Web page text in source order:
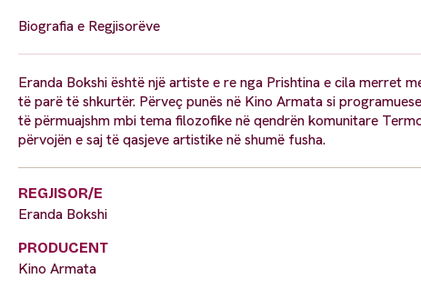
Biografia e Regjisorëve
Eranda Bokshi është një artiste e re nga Prishtina e cila merret
të parë të shkurtër. Përveç punës në Kino Armata si
të përmuajshm mbi tema filozofike në qendrën komunitare
përvojën e saj të qasjeve artistike në shumë fusha.
REGJISOR/E
Eranda Bokshi
PRODUCENT
Kino Armata